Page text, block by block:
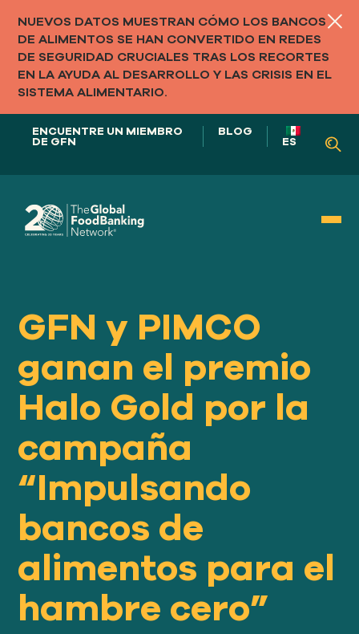
NUEVOS DATOS MUESTRAN CÓMO LOS BANCOS
DE ALIMENTOS SE HAN CONVERTIDO EN REDES
DE SEGURIDAD CRUCIALES TRAS LOS RECORTES
EN LA AYUDA AL DESARROLLO Y LAS CRISIS EN EL
SISTEMA ALIMENTARIO.
ENCUENTRE UN MIEMBRO
DE GFN
BLOG
ES
Nuestro
ENFOQUE
Nuestro
IMPACTO
ACERCA
DE GFN
APOYE
NUESTRA MISIÓN
GFN y PIMCO
ganan el premio
Halo Gold por la
campaña
“Impulsando
bancos de
alimentos para el
hambre cero”